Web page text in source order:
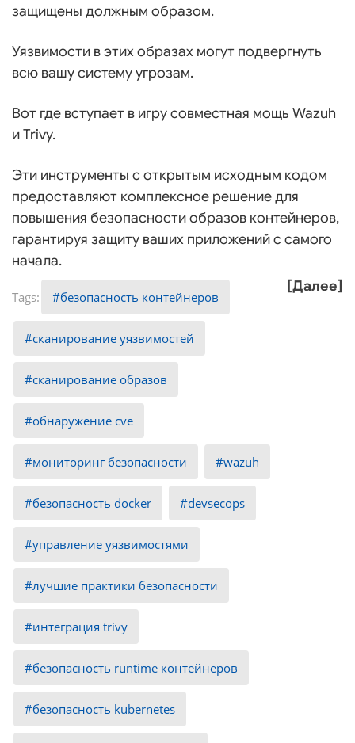
защищены должным образом.
Уязвимости в этих образах могут подвергнуть
всю вашу систему угрозам.
Вот где вступает в игру совместная мощь Wazuh
и Trivy.
Эти инструменты с открытым исходным кодом
предоставляют комплексное решение для
повышения безопасности образов контейнеров,
гарантируя защиту ваших приложений с самого
начала.
[Далее]
безопасность контейнеров
сканирование уязвимостей
сканирование образов
обнаружение cve
мониторинг безопасности wazuh
безопасность docker devsecops
управление уязвимостями
лучшие практики безопасности
интеграция trivy
безопасность runtime контейнеров
безопасность kubernetes